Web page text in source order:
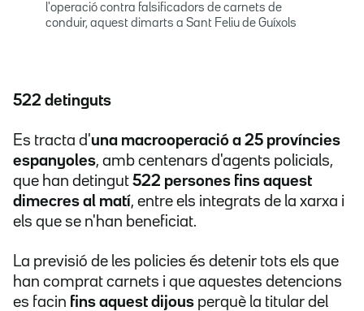
l'operació contra falsificadors de carnets de
conduir, aquest dimarts a Sant Feliu de Guíxols
522 detinguts
Es tracta d'una macrooperació a 25 províncies
espanyoles, amb centenars d'agents policials,
que han detingut 522 persones fins aquest
dimecres al matí, entre els integrats de la xarxa i
els que se n'han beneficiat.
La previsió de les policies és detenir tots els que
han comprat carnets i que aquestes detencions
es facin fins aquest dijous perquè la titular del